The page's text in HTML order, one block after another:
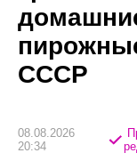
СССР
08.08.2026
20:34